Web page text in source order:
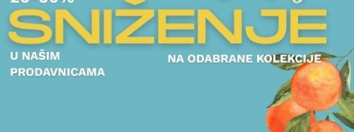
POGLEDAJTE POGLEDAJTE